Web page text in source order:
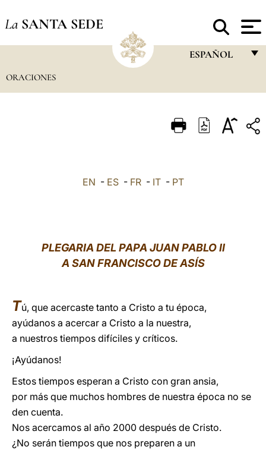
La SANTA SEDE
ESPAÑOL
ITALIANO
中文
ORACIONES
EN - ES- FR- IT- PT
PLEGARIA DEL PAPA JUAN PABLO II
A SAN FRANCISCO DE ASÍS
Tú, que acercaste tanto a Cristo a tu época,
ayúdanos a acercar a Cristo a la nuestra,
a nuestros tiempos difíciles y críticos.
¡Ayúdanos!
Estos tiempos esperan a Cristo con gran ansia,
por más que muchos hombres de nuestra época no se
den cuenta.
Nos acercamos al año 2000 después de Cristo.
¿No serán tiempos que nos preparen a un